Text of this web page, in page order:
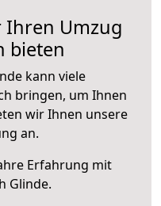
Umzug
bieten
kann viele
bringen, um Ihnen
wir Ihnen unsere
an.
Erfahrung mit
Glinde.